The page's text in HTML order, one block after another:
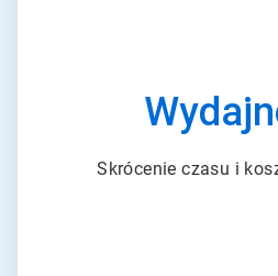
3
Skrócenie czasu i